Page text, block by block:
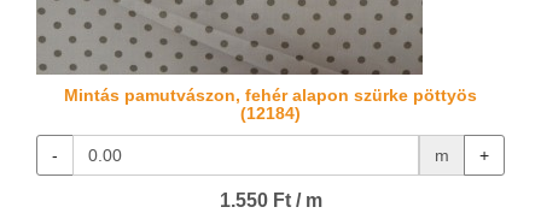
Mintás pamutvászon, fehér alapon szürke pöttyös
(12184)
- m +
1.550 Ft / m